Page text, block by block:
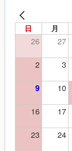
日 月
26 27
2
3
9 10
16
17
23
24